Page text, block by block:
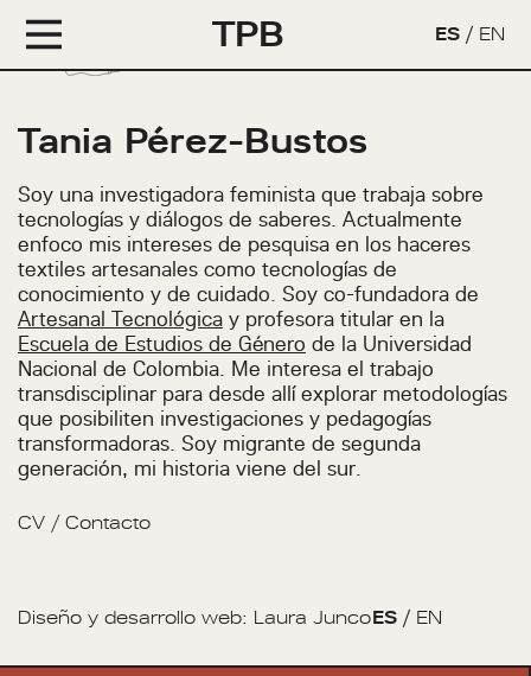
TPB ES / EN
Tania Pérez-Bustos
Soy una investigadora feminista que trabaja sobre
tecnologías y diálogos de saberes. Actualmente
enfoco mis intereses de pesquisa en los haceres
textiles artesanales como tecnologías de
conocimiento y de cuidado. Soy co-fundadora de
Artesanal Tecnológica y profesora titular en la
Escuela de Estudios de Género de la Universidad
Nacional de Colombia. Me interesa el trabajo
transdisciplinar para desde allí explorar metodologías
que posibiliten investigaciones y pedagogías
transformadoras. Soy migrante de segunda
generación, mi historia viene del sur.
CV / Contacto
Diseño y desarrollo web: Laura JuncoES / EN